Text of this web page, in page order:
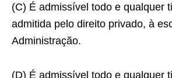
(C) É admissível todo e qualquer
admitida pelo direito privado, à
Administração.
(D) É admissível todo e qualquer